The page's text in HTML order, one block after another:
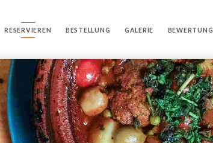
RESERVIEREN BESTELLUNG GALERIE BEWERTUNG